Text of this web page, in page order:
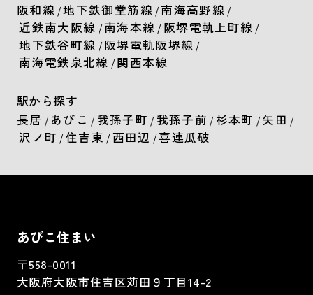
阪和線 /地下鉄御堂筋線 /南海高野線 /
近鉄南大阪線 /南海本線 / 阪堺電軌上町線 /
地下鉄谷町線 / 阪堺電軌阪堺線 /
南海電鉄泉北線 / 関西本線
駅から探す
長居 / あびこ / 我孫子町 / 我孫子前 / 杉本町 / 矢田 /
沢ノ町 / 住吉東 / 西田辺 /喜連瓜破
あびこ住まい
〒558-0011
大阪府大阪市住吉区苅田９丁目14-2